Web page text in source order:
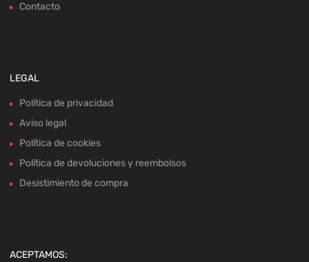
Contacto
LEGAL
Política de privacidad
Aviso legal
Política de cookies
Política de devoluciones y reembolsos
Desistimiento de compra
ACEPTAMOS: